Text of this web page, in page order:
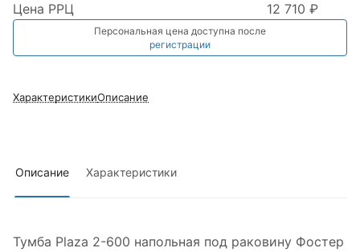
Цена РРЦ 12 710 ₽
Персональная цена доступна после
регистрации
ХарактеристикиОписание
Описание Характеристики
Тумба Plaza 2-600 напольная под раковину Фостер